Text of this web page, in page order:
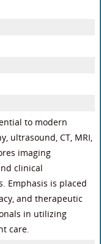
to modern
ultrasound, CT, MRI,
imaging
clinical
Emphasis is placed
and therapeutic
in utilizing
care.